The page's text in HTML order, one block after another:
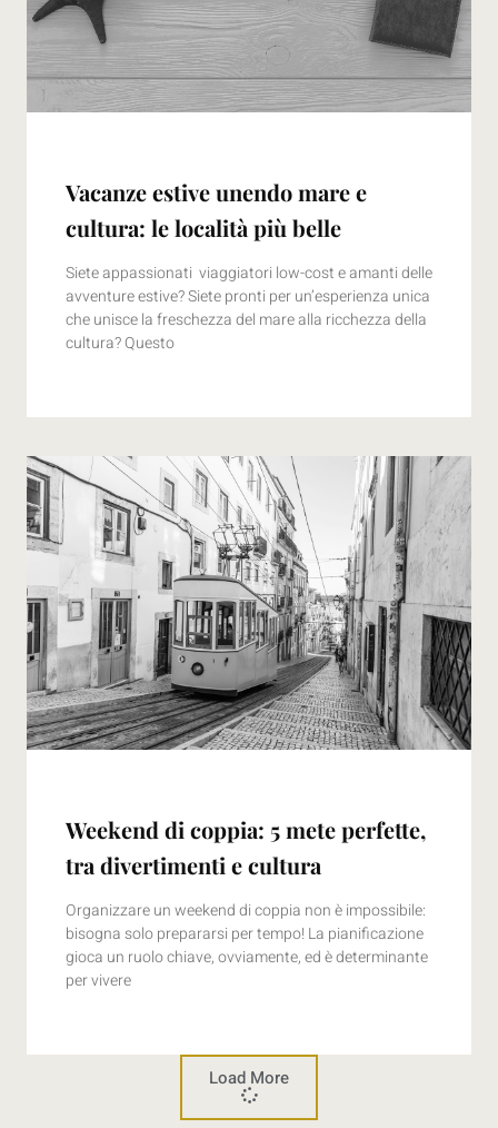
Vacanze estive unendo mare e
cultura: le località più belle
Siete appassionati viaggiatori low-cost e amanti delle
avventure estive? Siete pronti per un’esperienza unica
che unisce la freschezza del mare alla ricchezza della
cultura? Questo
Weekend di coppia: 5 mete perfette,
tra divertimenti e cultura
Organizzare un weekend di coppia non è impossibile:
bisogna solo prepararsi per tempo! La pianificazione
gioca un ruolo chiave, ovviamente, ed è determinante
per vivere
Load More